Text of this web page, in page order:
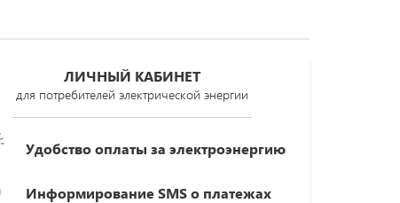
ЛИЧНЫЙ КАБИНЕТ
для потребителей электрической энергии
Удобство оплаты за электроэнергию
Информирование SMS о платежах